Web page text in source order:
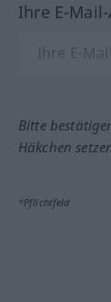
Ihre E-
Bitte
Häkchen
*Pflichtfeld